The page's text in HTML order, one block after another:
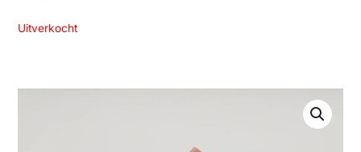
Uitverkocht